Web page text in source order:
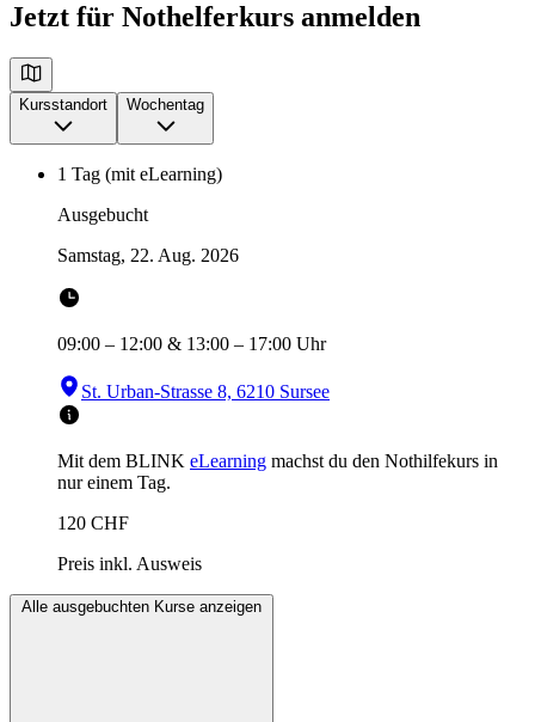
Jetzt für Nothelferkurs anmelden
Kursstandort Wochentag
1 Tag (mit eLearning)
Ausgebucht
Samstag, 22. Aug. 2026
09:00 – 12:00 & 13:00 – 17:00 Uhr
St. Urban-Strasse 8, 6210 Sursee
Mit dem BLINK eLearning machst du den Nothilfekurs in
nur einem Tag.
120 CHF
Preis inkl. Ausweis
Alle ausgebuchten Kurse anzeigen